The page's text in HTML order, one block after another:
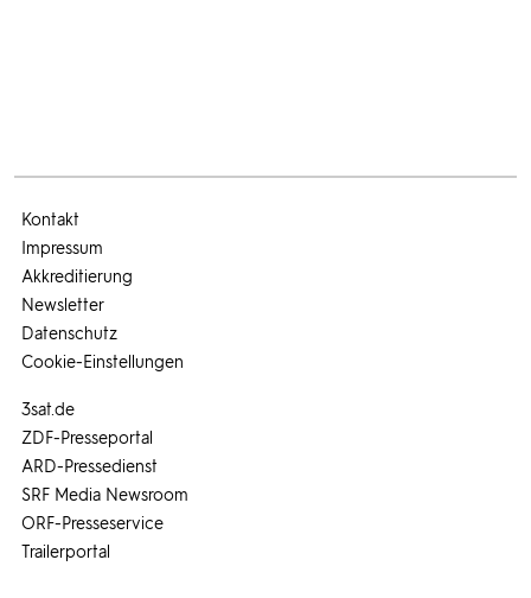
3sat.de
ZDF-Presseportal
ARD-Pressedienst
SRF Media Newsroom
ORF-Presseservice
Trailerportal
Kontakt
Impressum
Akkreditierung
Newsletter
Datenschutz
Cookie-Einstellungen